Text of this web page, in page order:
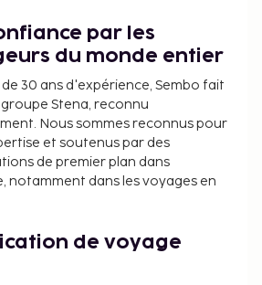
ne sont soumis à
ne pas être exhaustive. Les
être mentionnés hors
à modification.
le tuteur légal voyageant avec un
de 18 ans doivent présenter
naissance et une pièce
sa photo (passeport, par
Si l'enfant n'est
d'un seul parent, ce dernier
par les
du monde entier
de 30 ans d'expérience, Sembo fait
Stena, reconnu
Nous sommes reconnus pour
et soutenus par des
de premier plan dans
notamment dans les voyages en
de voyage